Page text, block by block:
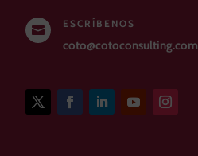

ESCRÍBENOS
coto@cotoconsulting.com